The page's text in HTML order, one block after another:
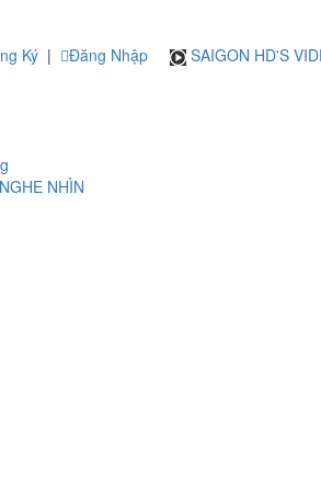
Ký | Đăng Nhập SAIGON HD'S
NHÌN